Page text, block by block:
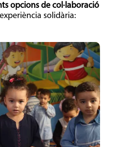
opcions de col·laboració
solidària: